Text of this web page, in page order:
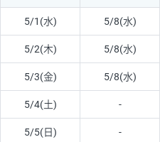
5/1(水) 5/8(水)
5/2(木) 5/8(水)
5/3(金) 5/8(水)
5/4(土) -
5/5(日) -